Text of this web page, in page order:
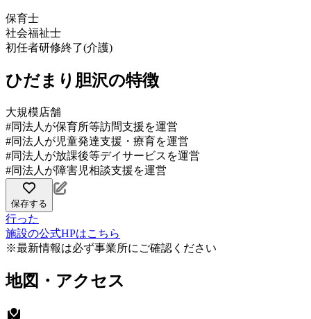
保育士
社会福祉士
初任者研修終了(介護)
ひだまり胆沢の特徴
大規模店舗
#同法人が保育所等訪問支援を運営
#同法人が児童発達支援・療育を運営
#同法人が放課後等デイサービスを運営
#同法人が障害児相談支援を運営
保存する
行った
施設の公式HPはこちら
※最新情報は必ず事業所にご確認ください
地図・アクセス